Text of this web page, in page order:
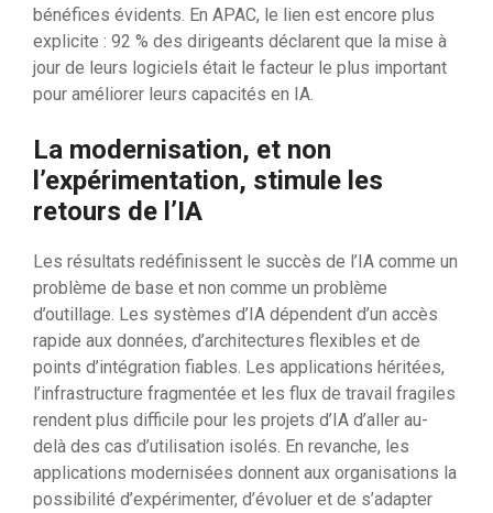
bénéfices évidents. En APAC, le lien est encore plus
explicite : 92 % des dirigeants déclarent que la mise à
jour de leurs logiciels était le facteur le plus important
pour améliorer leurs capacités en IA.
La modernisation, et non
l’expérimentation, stimule les
retours de l’IA
Les résultats redéfinissent le succès de l’IA comme un
problème de base et non comme un problème
d’outillage. Les systèmes d’IA dépendent d’un accès
rapide aux données, d’architectures flexibles et de
points d’intégration fiables. Les applications héritées,
l’infrastructure fragmentée et les flux de travail fragiles
rendent plus difficile pour les projets d’IA d’aller au-
delà des cas d’utilisation isolés. En revanche, les
applications modernisées donnent aux organisations la
possibilité d’expérimenter, d’évoluer et de s’adapter